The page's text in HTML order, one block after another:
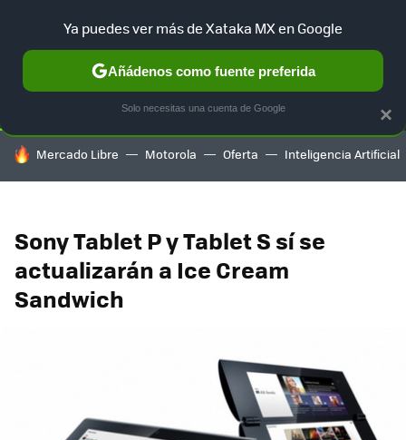
SELECCIÓN GAMING HOME AUTO TERRITORIO
HOY SE HABLA DE
Mercado Libre Motorola Oferta Inteligencia Artificial
Sony Tablet P y Tablet S sí se
actualizarán a Ice Cream
Sandwich
×
Ya puedes ver más de Xataka MX en Google
Añádenos como fuente preferida
Solo necesitas una cuenta de Google